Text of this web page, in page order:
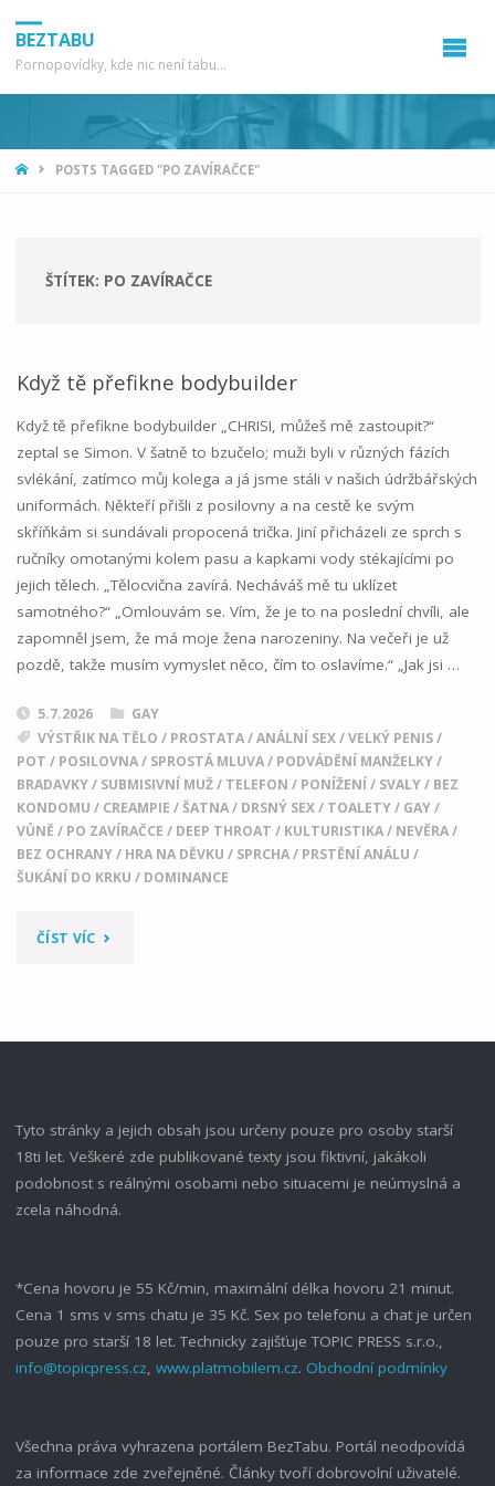
BEZTABU
Pornopovídky, kde nic není tabu...
HOMEPOSTS TAGGED "PO ZAVÍRAČCE"
ŠTÍTEK: PO ZAVÍRAČCE
Když tě přefikne bodybuilder
Když tě přefikne bodybuilder „CHRISI, můžeš mě zastoupit?“
zeptal se Simon. V šatně to bzučelo; muži byli v různých fázích
svlékání, zatímco můj kolega a já jsme stáli v našich údržbářských
uniformách. Někteří přišli z posilovny a na cestě ke svým
skříňkám si sundávali propocená trička. Jiní přicházeli ze sprch s
ručníky omotanými kolem pasu a kapkami vody stékajícími po
jejich tělech. „Tělocvična zavírá. Necháváš mě tu uklízet
samotného?“ „Omlouvám se. Vím, že je to na poslední chvíli, ale
zapomněl jsem, že má moje žena narozeniny. Na večeři je už
pozdě, takže musím vymyslet něco, čím to oslavíme.“ „Jak jsi …
5.7.2026
GAY
VÝSTŘIK NA TĚLO / PROSTATA/ANÁLNÍ SEX/VELKÝ PENIS/
POT / POSILOVNA/ SPROSTÁ MLUVA/ PODVÁDĚNÍ MANŽELKY/
BRADAVKY/ SUBMISIVNÍ MUŽ/ TELEFON / PONÍŽENÍ / SVALY/ BEZ
KONDOMU / CREAMPIE /ŠATNA/ DRSNÝ SEX/ TOALETY/ GAY/
VŮNĚ / PO ZAVÍRAČCE / DEEP THROAT / KULTURISTIKA/ NEVĚRA/
BEZ OCHRANY/ HRA NA DĚVKU / SPRCHA/ PRSTĚNÍ ANÁLU /
ŠUKÁNÍ DO KRKU / DOMINANCE
ČÍST VÍC"KDYŽ
Tyto stránky a jejich obsah jsou určeny pouze pro osoby starší
18ti let. Veškeré zde publikované texty jsou fiktivní, jakákoli
podobnost s reálnými osobami nebo situacemi je neúmyslná a
zcela náhodná.
*Cena hovoru je 55 Kč/min, maximální délka hovoru 21 minut.
Cena 1 sms v sms chatu je 35 Kč. Sex po telefonu a chat je určen
pouze pro starší 18 let. Technicky zajišťuje TOPIC PRESS s.r.o.,
info@topicpress.cz, www.platmobilem.cz. Obchodní podmínky
Všechna práva vyhrazena portálem BezTabu. Portál neodpovídá
za informace zde zveřejněné. Články tvoří dobrovolní uživatelé.